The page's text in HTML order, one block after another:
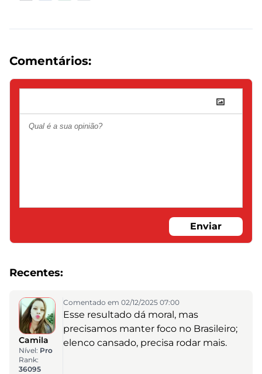
Comentários:
Enviar
Recentes:
Camila
Nível: Pro
Rank:
36095
Comentado em 02/12/2025 07:00
Esse resultado dá moral, mas
precisamos manter foco no Brasileiro;
elenco cansado, precisa rodar mais.